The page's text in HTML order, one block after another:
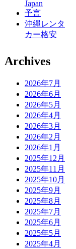
Japan
予言
沖縄レンタ
カー格安
Archives
2026年7月
2026年6月
2026年5月
2026年4月
2026年3月
2026年2月
2026年1月
2025年12月
2025年11月
2025年10月
2025年9月
2025年8月
2025年7月
2025年6月
2025年5月
2025年4月